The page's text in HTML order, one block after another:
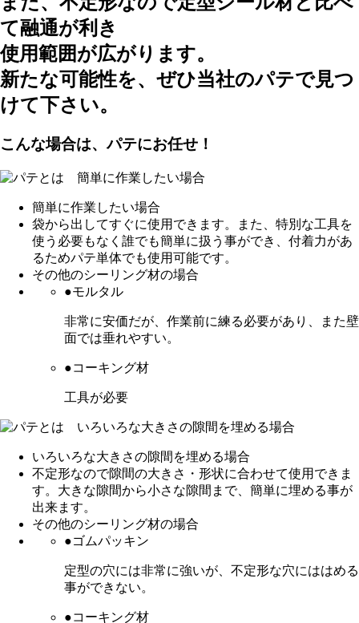
て融通が利き
使用範囲が広がります。
新たな可能性を、ぜひ当社のパテで見つ
けて下さい。
こんな場合は、パテにお任せ！
簡単に作業したい場合
袋から出してすぐに使用できます。また、特別な工具を
使う必要もなく誰でも簡単に扱う事ができ、付着力があ
るためパテ単体でも使用可能です。
その他のシーリング材の場合
●モルタル
非常に安価だが、作業前に練る必要があり、また壁
面では垂れやすい。
●コーキング材
工具が必要
いろいろな大きさの隙間を埋める場合
不定形なので隙間の大きさ・形状に合わせて使用できま
す。大きな隙間から小さな隙間まで、簡単に埋める事が
出来ます。
その他のシーリング材の場合
●ゴムパッキン
定型の穴には非常に強いが、不定形な穴にははめる
事ができない。
●コーキング材